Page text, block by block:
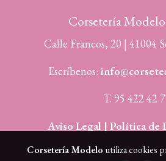
Corsetería
Calle Francos, 20 | 41004
Escríbenos:
T. 95 422 42
Aviso Legal | Política de
Corsetería Modelo utiliza cookies